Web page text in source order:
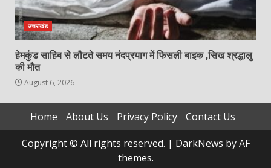
उत्तराखंड
हेमकुंड साहिब से लौटते समय नंदप्रयाग में फिसली बाइक ,सिख श्रद्धालु
की मौत
August 6, 2026
Home About Us Privacy Policy
Contact Us
Copyright © All rights reserved. | DarkNews by AF
themes.